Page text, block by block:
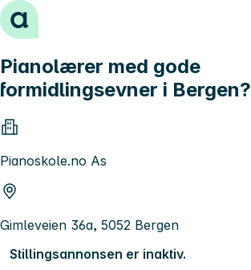
Hopp til innhold
Pianolærer med gode
formidlingsevner i Bergen?
Pianoskole.no As
Gimleveien 36a, 5052 Bergen
Stillingsannonsen er inaktiv.